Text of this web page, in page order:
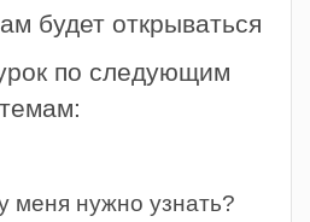
будет открываться
по следующим
темам:
меня нужно узнать?